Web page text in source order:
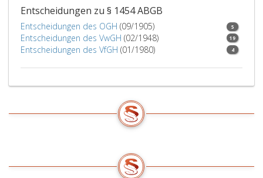
Vermögens
gegen
diejenigen,
ohne
ihr
abwesend
sind,
nur
unter
Entscheidungen zu § 1454 ABGB
Entscheidungen des OGH (09/1905) 5
Entscheidungen des VwGH (02/1948) 19
Entscheidungen des VfGH (01/1980) 4